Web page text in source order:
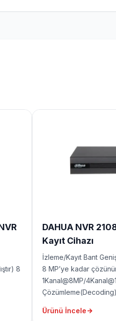
8
DAHUA NVR
Kayıt Cihazı
İzleme/Kayıt Bant
8 MP’ye kadar
1Kanal@8MP/
port(10/100Mbps)
Ürünü İncele